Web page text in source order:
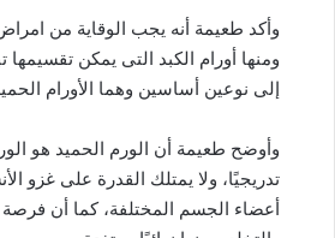
وأكد طعيمة أنه يجب الوقاية من
ومنها أورام الكبد التى يمكن تقسيمها
إلى نوعين أساسين وهما الأورام
وأوضح طعيمة أن الورم الحميد هو
تدريجيًا، ولا يمتلك القدرة على غزو
أعضاء الجسم المختلفة، كما أن فرصة